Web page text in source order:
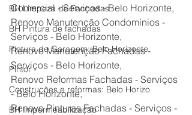
BH Limpeza de Fachadas
BH Pintura de fachadas
Pintura de Garagem: Belo Horizonte
Pintor
Construções e reformas: Belo Horizo
BH Impermeabilização
Comercial - Serviços - Belo Horizonte,
Renovo Manutenção Condomínios -
Serviços - Belo Horizonte,
Renovo Manutenção Fachadas -
Serviços - Belo Horizonte,
Renovo Reformas Fachadas - Serviços
- Belo Horizonte,
Renovo Pinturas Fachadas - Serviços -